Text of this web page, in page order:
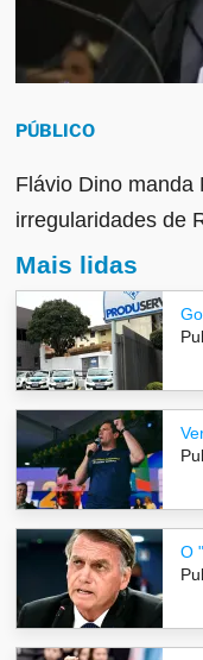
PÚBLICO
Flávio Dino manda
irregularidades de
Mais lidas
O